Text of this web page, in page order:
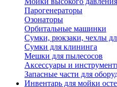
Парогенераторы
Озонаторы
Орбитальные машинки
Сумки, рюкзаки, чехлы
Сумки для клининга
Мешки для пылесосов
Аксессуары и
Запасные части для
Инвентарь для мойки